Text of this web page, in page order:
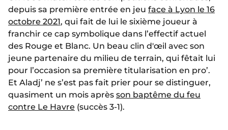
depuis sa première entrée en jeu face à Lyon le 16
octobre 2021, qui fait de lui le sixième joueur à
franchir ce cap symbolique dans l’effectif actuel
des Rouge et Blanc. Un beau clin d'œil avec son
jeune partenaire du milieu de terrain, qui fêtait lui
pour l’occasion sa première titularisation en pro’.
Et Aladj’ ne s’est pas fait prier pour se distinguer,
quasiment un mois après son baptême du feu
contre Le Havre (succès 3-1).